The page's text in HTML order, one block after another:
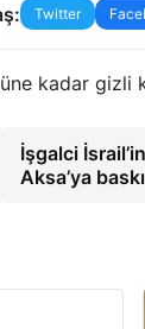
Twitter
kadar gizli
İşgalci
Aksa’ya